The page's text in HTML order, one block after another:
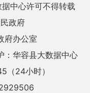
中心许可不得转载
政府
府办公室
：华容县大数据中心
（24小时）